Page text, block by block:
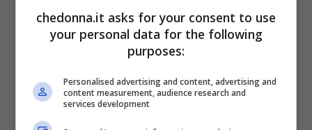
chedonna.it asks for your consent to use
your personal data for the following
purposes:
Personalised advertising and content, advertising and
content measurement, audience research and
services development